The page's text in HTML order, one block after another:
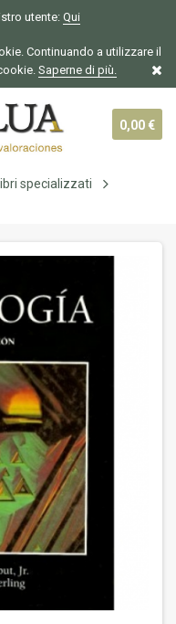
utente: Qui
Continuando a utilizzare il
Saperne di più.
0,00 €
Libri specializzati